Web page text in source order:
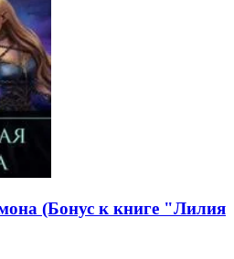
(Бонус к книге "Лилия